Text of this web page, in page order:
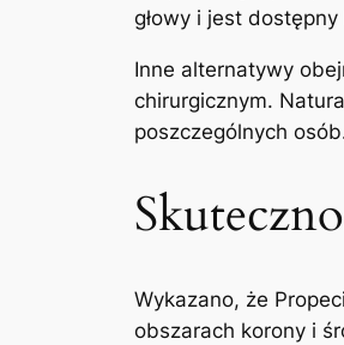
głowy i jest
Inne alternatywy
chirurgicznym.
poszczególnych
Wykazano, że
obszarach korony i